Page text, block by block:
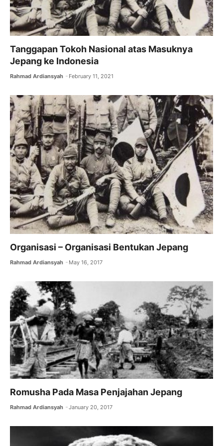
Tanggapan Tokoh Nasional atas Masuknya
Jepang ke Indonesia
Rahmad Ardiansyah February 11, 2021
Organisasi – Organisasi Bentukan Jepang
Rahmad Ardiansyah May 16, 2017
Romusha Pada Masa Penjajahan Jepang
Rahmad Ardiansyah January 20, 2017